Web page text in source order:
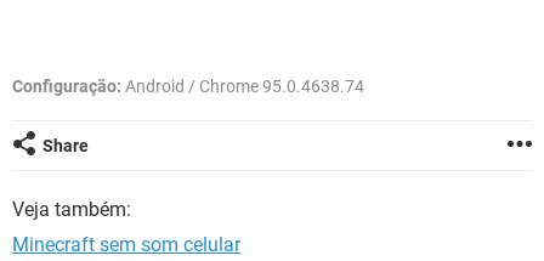
Configuração: Android / Chrome 95.0.4638.74
Share
Veja também:
Minecraft sem som celular